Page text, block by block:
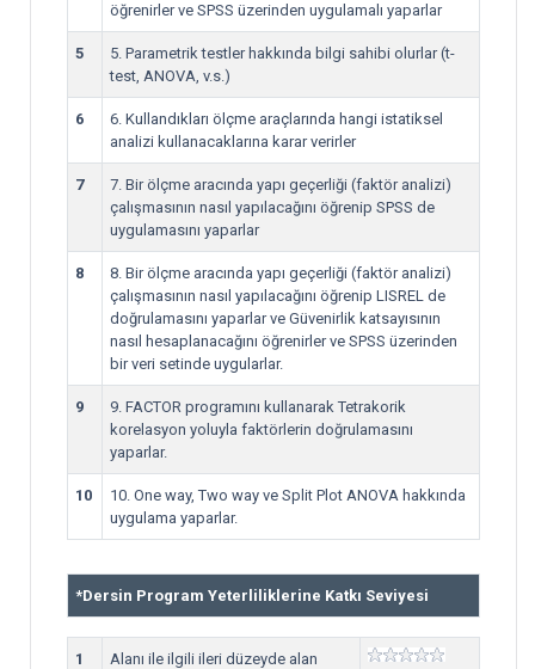
öğrenirler ve SPSS üzerinden uygulamalı yaparlar
5
5. Parametrik testler hakkında bilgi sahibi olurlar (t-
test, ANOVA, v.s.)
6
6. Kullandıkları ölçme araçlarında hangi istatiksel
analizi kullanacaklarına karar verirler
7
7. Bir ölçme aracında yapı geçerliği (faktör analizi)
çalışmasının nasıl yapılacağını öğrenip SPSS de
uygulamasını yaparlar
8
8. Bir ölçme aracında yapı geçerliği (faktör analizi)
çalışmasının nasıl yapılacağını öğrenip LISREL de
doğrulamasını yaparlar ve Güvenirlik katsayısının
nasıl hesaplanacağını öğrenirler ve SPSS üzerinden
bir veri setinde uygularlar.
9
9. FACTOR programını kullanarak Tetrakorik
korelasyon yoluyla faktörlerin doğrulamasını
yaparlar.
10
10. One way, Two way ve Split Plot ANOVA hakkında
uygulama yaparlar.
*Dersin Program Yeterliliklerine Katkı Seviyesi
1
Alanı ile ilgili ileri düzeyde alan